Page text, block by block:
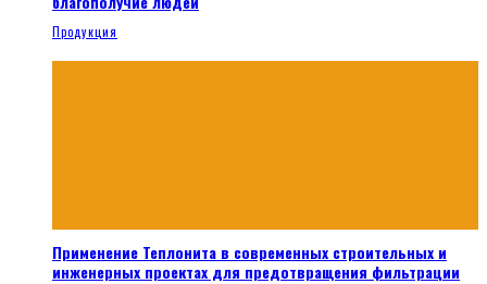
Продукция
Применение Теплонита в современных строительных и
инженерных проектах для предотвращения фильтрации